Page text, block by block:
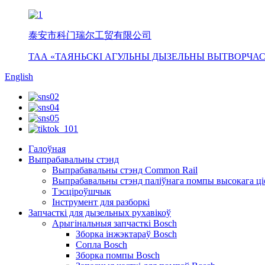
泰安市科门瑞尔工贸有限公司
ТАА «ТАЯНЬСКІ АГУЛЬНЫ ДЫЗЕЛЬНЫ
English
Галоўная
Выпрабавальны стэнд
Выпрабавальны стэнд Common Rail
Выпрабавальны стэнд паліўнага помпы высокага
Тэсціроўшчык
Інструмент для разборкі
Запчасткі для дызельных рухавікоў
Арыгінальныя запчасткі Bosch
Зборка інжэктараў Bosch
Сопла Bosch
Зборка помпы Bosch